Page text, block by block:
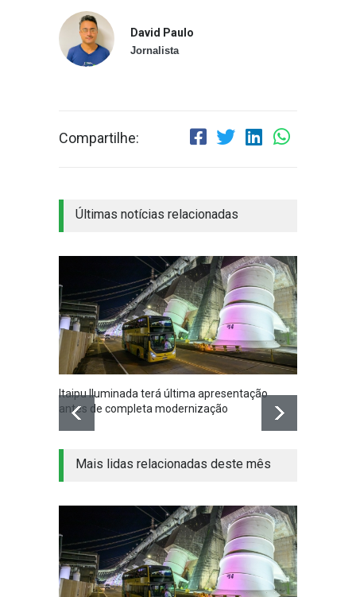
David Paulo
Jornalista
Compartilhe:
Últimas notícias relacionadas
Itaipu Iluminada terá última apresentação
antes de completa modernização
Mais lidas relacionadas deste mês